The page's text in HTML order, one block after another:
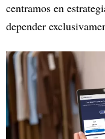
centramos en
depender